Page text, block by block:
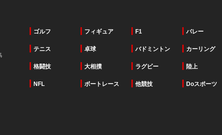
ゴルフ フィギュア F1 バレー
テニス 卓球 バドミントン カーリング
格闘技 大相撲 ラグビー 陸上
NFL ボートレース 他競技 Doスポーツ